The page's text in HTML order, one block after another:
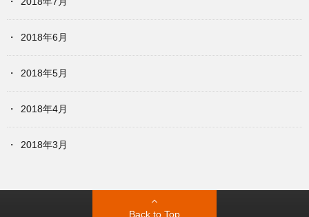
2018年6月
2018年5月
2018年4月
2018年3月
Back to Top